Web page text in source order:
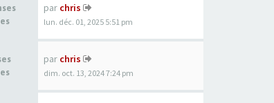
par chris
lun. déc. 01, 2025 5:51 pm
par chris
dim. oct. 13, 2024 7:24 pm